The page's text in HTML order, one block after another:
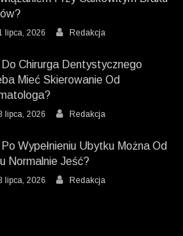
lipca, 2026 Redakcja
Chirurga Dentystycznego
Mieć Skierowanie Od
lipca, 2026 Redakcja
Wypełnieniu Ubytku Można Od
Normalnie Jeść?
lipca, 2026 Redakcja